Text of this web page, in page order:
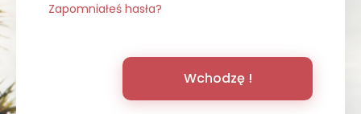
Zapomniałeś hasła?
Wchodzę !